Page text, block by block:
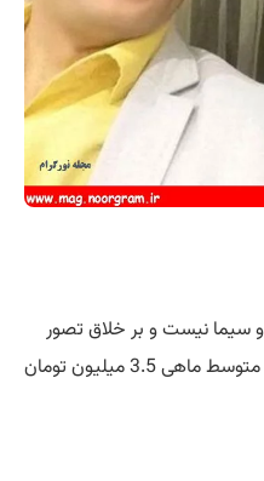
سیما نیست و بر خلاق تصور
عمومی حقوق بالایی ندارد و به طور متوسط ماهی 3.5 میلیون تومان